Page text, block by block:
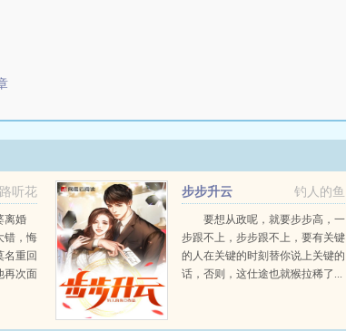
听花
离婚
错，悔
名重回
再次面
钓人的鱼
步步升云
要想从政呢，就要步步高，一
步跟不上，步步跟不上，要有关键
的人在关键的时刻替你说上关键的
话，否则，这仕途也就猴拉稀了...